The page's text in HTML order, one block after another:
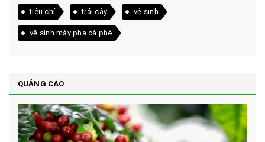
tiêu chí trái cây vệ sinh
vệ sinh máy pha cà phê
QUẢNG CÁO